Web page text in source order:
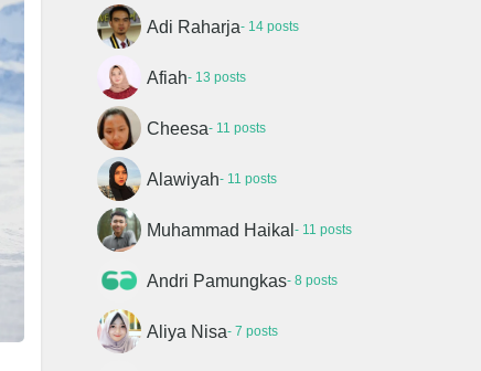
Adi Raharja- 14 posts
Afiah- 13 posts
Cheesa- 11 posts
Alawiyah- 11 posts
Muhammad Haikal - 11 posts
Andri Pamungkas- 8 posts
Aliya Nisa- 7 posts